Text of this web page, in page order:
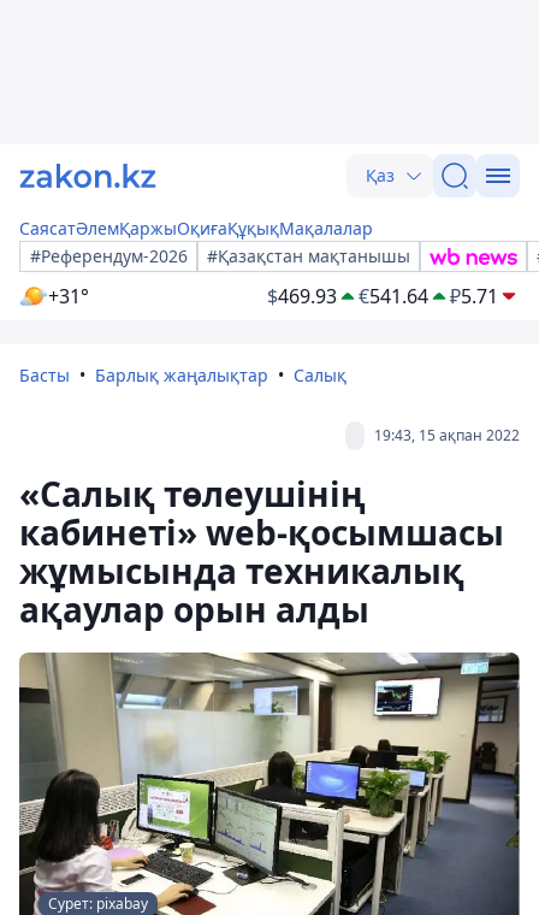
Қаз
СаясатӘлемҚаржыОқиғаҚұқықМақалалар
#Референдум-2026
#Қазақстан мақтанышы
+31° $469.93 €541.64 ₽5.71
Басты Барлық жаңалықтар Салық
19:43, 15 ақпан 2022
«Салық төлеушінің
кабинеті» web-қосымшасы
жұмысында техникалық
ақаулар орын алды
Сурет: pixabay